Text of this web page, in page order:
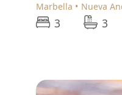
Marbella
Nueva
3 3